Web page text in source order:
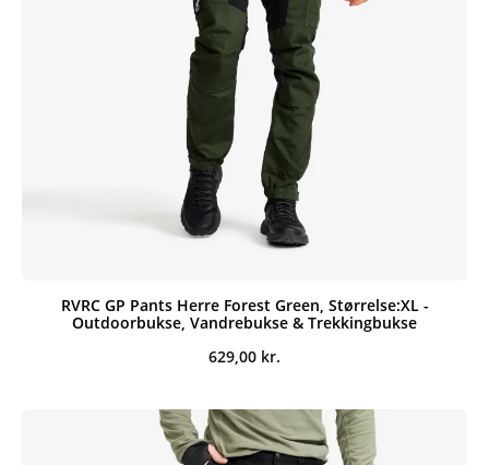
RVRC GP Pants Herre Forest Green, Størrelse:XL -
Outdoorbukse, Vandrebukse & Trekkingbukse
629,00 kr.